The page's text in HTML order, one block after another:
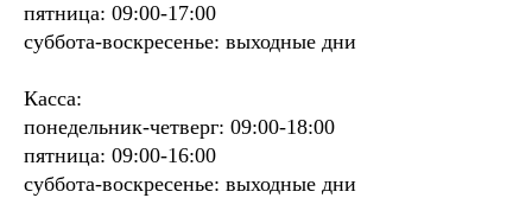
пятница: 09:00-17:00
суббота-воскресенье: выходные дни
Касса:
понедельник-четверг: 09:00-18:00
пятница: 09:00-16:00
суббота-воскресенье: выходные дни